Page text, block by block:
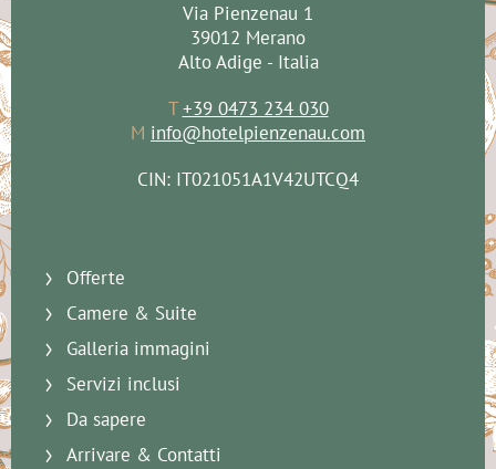
Via Pienzenau 1
39012 Merano
Alto Adige - Italia
T+39 0473 234 030
M info@hotelpienzenau.com
CIN: IT021051A1V42UTCQ4
Offerte
Camere & Suite
Galleria immagini
Servizi inclusi
Da sapere
Arrivare & Contatti